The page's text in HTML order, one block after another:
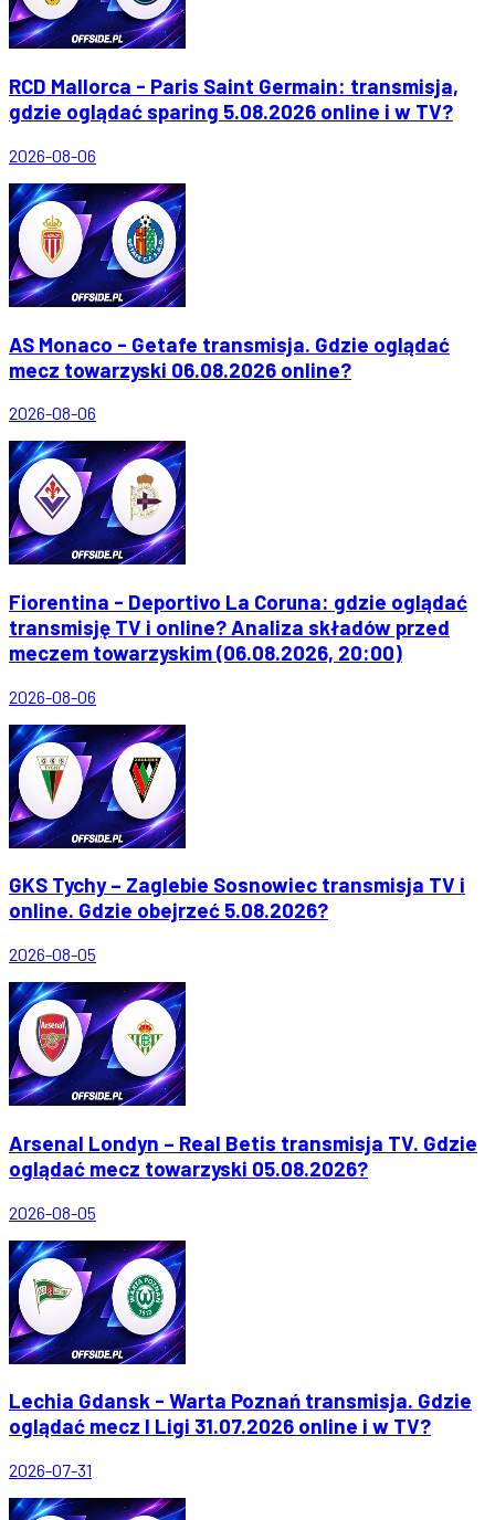
RCD Mallorca - Paris Saint Germain: transmisja,
gdzie oglądać sparing 5.08.2026 online i w TV?
2026-08-06
AS Monaco - Getafe transmisja. Gdzie oglądać
mecz towarzyski 06.08.2026 online?
2026-08-06
Fiorentina - Deportivo La Coruna: gdzie oglądać
transmisję TV i online? Analiza składów przed
meczem towarzyskim (06.08.2026, 20:00)
2026-08-06
GKS Tychy – Zaglebie Sosnowiec transmisja TV i
online. Gdzie obejrzeć 5.08.2026?
2026-08-05
Arsenal Londyn – Real Betis transmisja TV. Gdzie
oglądać mecz towarzyski 05.08.2026?
2026-08-05
Lechia Gdansk - Warta Poznań transmisja. Gdzie
oglądać mecz I Ligi 31.07.2026 online i w TV?
2026-07-31